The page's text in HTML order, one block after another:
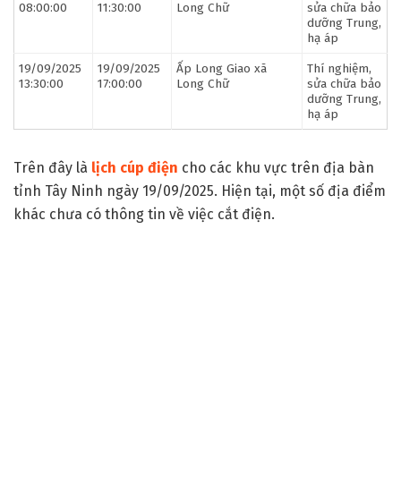
08:00:00
11:30:00
Long Chữ
sửa chữa bảo
dưỡng Trung,
hạ áp
19/09/2025
13:30:00
19/09/2025
17:00:00
Ấp Long Giao xã
Long Chữ
Thí nghiệm,
sửa chữa bảo
dưỡng Trung,
hạ áp
Trên đây là lịch cúp điện cho các khu vực trên địa bàn
tỉnh Tây Ninh ngày 19/09/2025. Hiện tại, một số địa điểm
khác chưa có thông tin về việc cắt điện.